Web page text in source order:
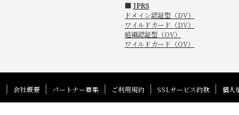
■JPRS
ドメイン認証型（DV）
ワイルドカード（DV）
組織認証型（OV）
ワイルドカード（OV）
会社概要 パートナー募集 ご利用規約 SSLサービス約款 個人